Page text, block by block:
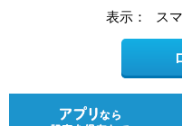
表示： ス